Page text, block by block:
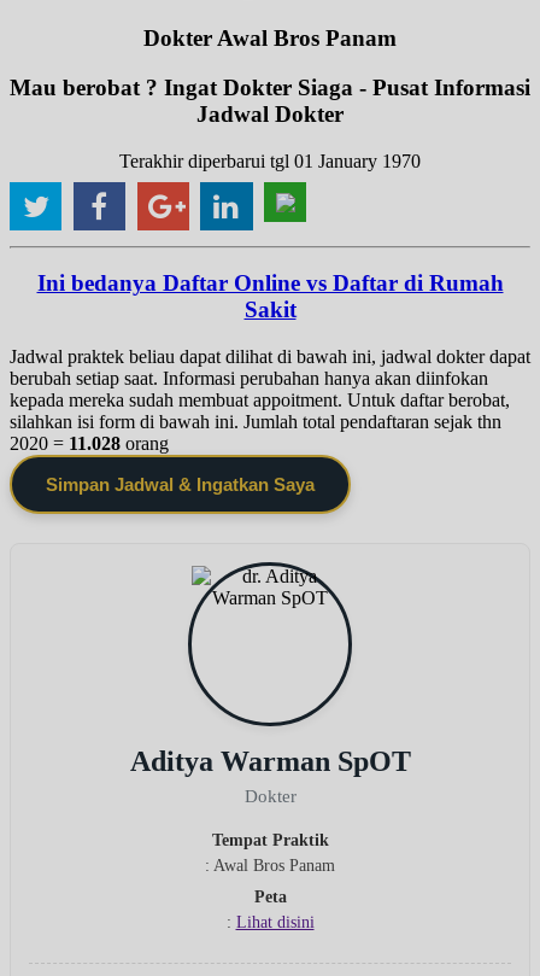
Dokter Awal Bros Panam
Mau berobat ? Ingat Dokter Siaga - Pusat Informasi
Jadwal Dokter
Terakhir diperbarui tgl 01 January 1970
Ini bedanya Daftar Online vs Daftar di Rumah
Sakit
Jadwal praktek beliau dapat dilihat di bawah ini, jadwal dokter dapat
berubah setiap saat. Informasi perubahan hanya akan diinfokan
kepada mereka sudah membuat appoitment. Untuk daftar berobat,
silahkan isi form di bawah ini. Jumlah total pendaftaran sejak thn
2020 = 11.028 orang
Simpan Jadwal & Ingatkan Saya
Aditya Warman SpOT
Dokter
Tempat Praktik
: Awal Bros Panam
Peta
: Lihat disini